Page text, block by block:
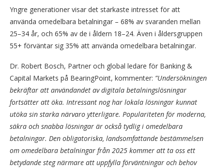
Yngre generationer visar det starkaste intresset för att
använda omedelbara betalningar – 68% av svaranden mellan
25–34 år, och 65% av de i åldern 18–24. Även i åldersgruppen
55+ förväntar sig 35% att använda omedelbara betalningar.
Dr. Robert Bosch, Partner och global ledare för Banking &
Capital Markets på BearingPoint, kommenter: ”Undersökningen
bekräftar att användandet av digitala betalningslösningar
fortsätter att öka. Intressant nog har lokala lösningar kunnat
utöka sin starka närvaro ytterligare. Populariteten för moderna,
säkra och snabba lösningar är också tydlig i omedelbara
betalningar. Den obligatoriska, landsomfattande bestämmelsen
om omedelbara betalningar från 2025 kommer att ta oss ett
betydande steg närmare att uppfylla förväntningar och behov